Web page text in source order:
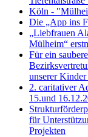
Köln -
Die „App ins
„Liebfrauen
Mülheim“
Für ein
unserer
2. caritativer
15.und
für
Projekten